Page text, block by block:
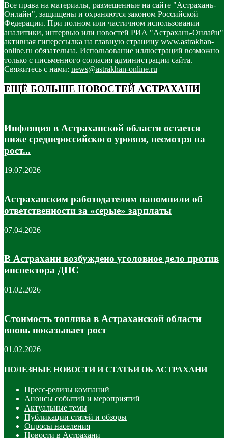
Все права на материалы, размещенные на сайте "Астрахань-
Онлайн", защищены и охраняются законом Российской
Федерации. При полном или частичном использовании
аналитики, интервью или новостей РИА "Астрахань-Онлайн"
активная гиперссылка на главную страницу www.astrakhan-
online.ru обязательна. Использование иллюстраций возможно
только с письменного согласия администрации сайта.
Свяжитесь с нами: news@astrakhan-online.ru
ЕЩЁ БОЛЬШЕ НОВОСТЕЙ АСТРАХАНИ
Инфляция в Астраханской области остается
ниже среднероссийского уровня, несмотря на
рост...
19.07.2026
Астраханским работодателям напомнили об
ответственности за «серые» зарплаты
07.04.2026
В Астрахани возбуждено уголовное дело против
инспектора ДПС
01.02.2026
Стоимость топлива в Астраханской области
вновь показывает рост
01.02.2026
ПОЛЕЗНЫЕ НОВОСТИ И СТАТЬИ ОБ АСТРАХАНИ
Пресс-релизы компаний
Анонсы событий и мероприятий
Актуальные темы
Публикации статей и обзоры
Опросы населения
Новости в Астрахани